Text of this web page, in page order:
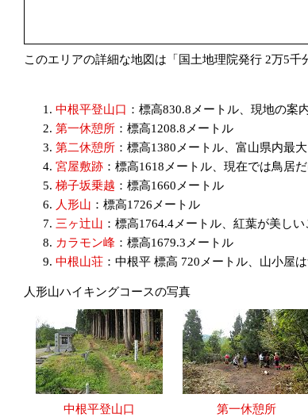
このエリアの詳細な地図は「国土地理院発行 2万5千
中根平登山口 ：標高830.8メートル、現地の案
第一休憩所 ：標高1208.8メートル
第二休憩所 ：標高1380メートル、富山県内最
宮屋敷跡 ：標高1618メートル、現在では鳥居
梯子坂乗越 ：標高1660メートル
人形山 ：標高1726メートル
三ヶ辻山 ：標高1764.4メートル、紅葉が美し
カラモン峰 ：標高1679.3メートル
中根山荘 ：中根平 標高 720メートル、山小屋
人形山ハイキングコースの写真
中根平登山口 第一休憩所